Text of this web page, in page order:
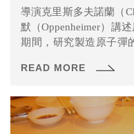
導演克里斯多夫諾蘭（
默（Oppenheimer）講
期間，研究製造原子彈
斟酌觀看。
READ MORE